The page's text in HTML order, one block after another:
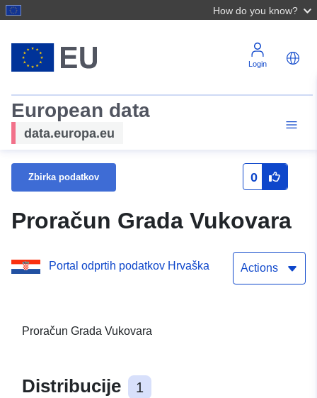
How do you know?
Login
European data
data.europa.eu
Zbirka podatkov 0
Proračun Grada Vukovara
Portal odprtih podatkov Hrvaška Actions
Proračun Grada Vukovara
Distribucije 1